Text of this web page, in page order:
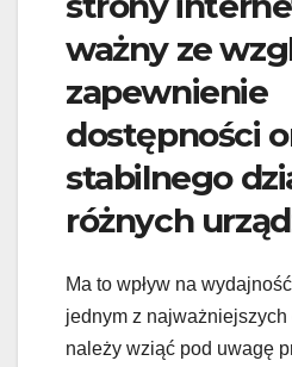
ważny ze
zapewnienie
dostępności
stabilnego
różnych
Ma to wpływ na
jednym z najważniejszych
należy wziąć pod uwagę